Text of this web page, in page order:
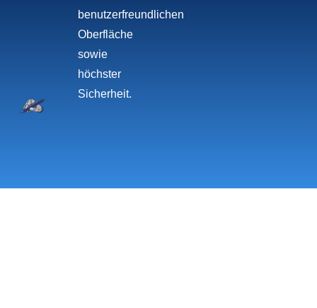
benutzerfreundlichen
Oberfläche
sowie
höchster
Sicherheit.